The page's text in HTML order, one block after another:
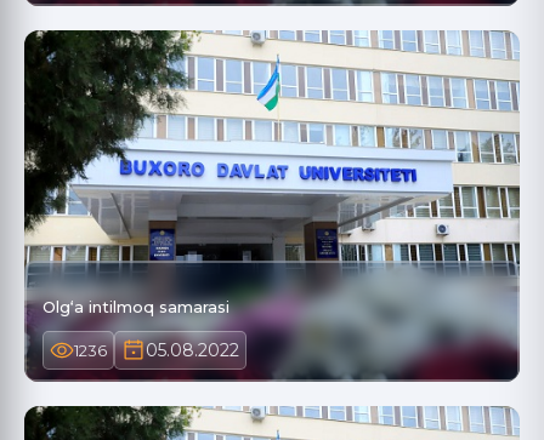
Olg‘a intilmoq samarasi
1236 05.08.2022